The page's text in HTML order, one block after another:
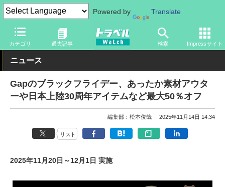
Powered by Translate
カテゴリ 過去記事 検索 Impressサイト
トラベル Watch 旅の情報 セール
ニュース
Gapのブラックフライデー、あったか素材アウタ
ーや日本上陸30周年アイテムなど最大50％オフ
編集部：松本俊哉 2025年11月14日 14:34
リスト
2025年11月20日～12月1日 実施